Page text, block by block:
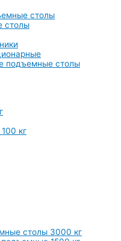
столы
столы
подъемные столы
кг
столы 3000 кг